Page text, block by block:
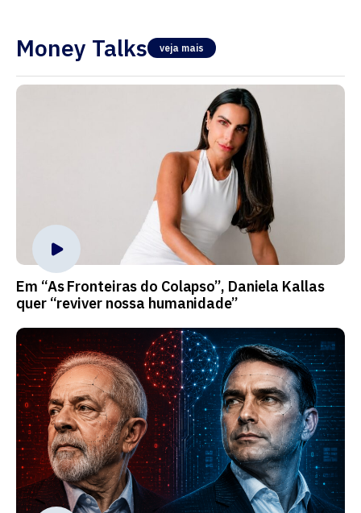
Money Talks veja mais
Em “As Fronteiras do Colapso”, Daniela Kallas
quer “reviver nossa humanidade”